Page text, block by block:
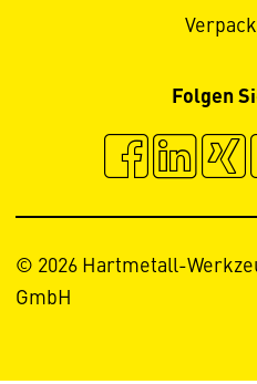
Folgen
© 2026 Hartmetall-
GmbH